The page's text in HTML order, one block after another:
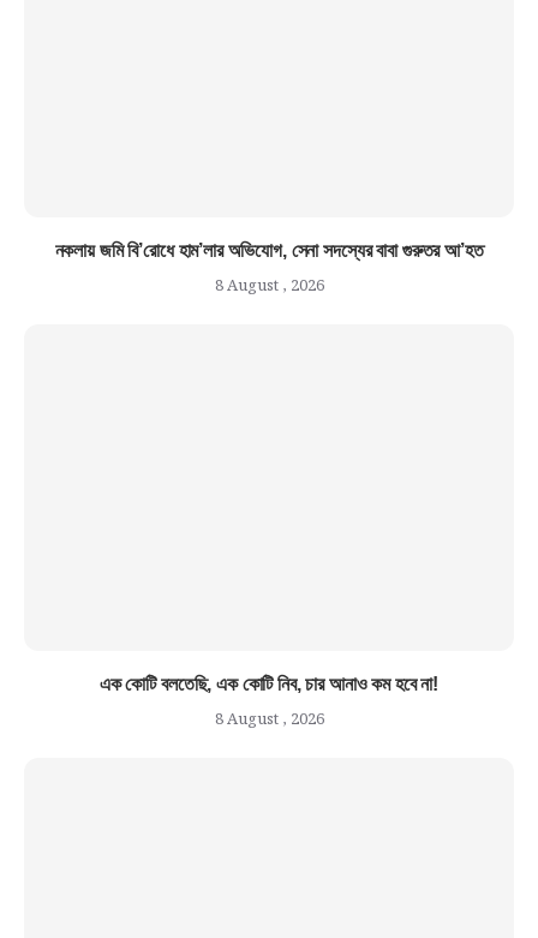
নকলায় জমি বি’রোধে হাম’লার অভিযোগ, সেনা সদস্যের বাবা গুরুতর আ’হত
8 August , 2026
এক কোটি বলতেছি, এক কোটি নিব, চার আনাও কম হবে না!
8 August , 2026